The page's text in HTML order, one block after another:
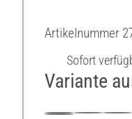
Artikelnummer
Sofort
Variante